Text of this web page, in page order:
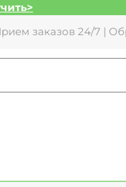
заказов 24/7 |